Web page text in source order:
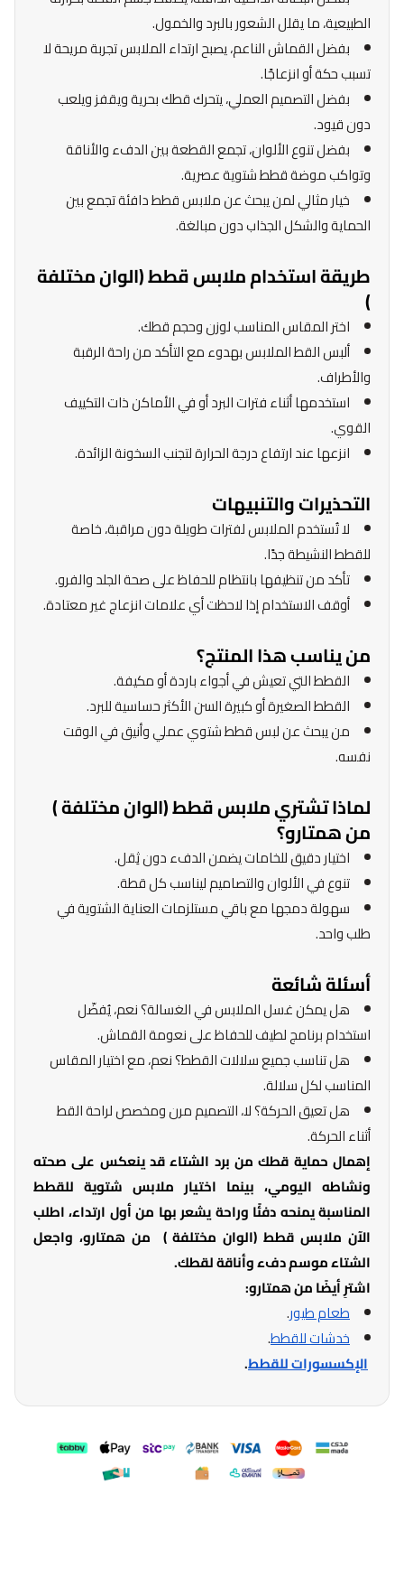
الطبيعية، ما يقلل الشعور بالبرد والخمول.
بفضل القماش الناعم، يصبح ارتداء الملابس تجربة مريحة لا
تسبب حكة أو انزعاجًا.
بفضل التصميم العملي، يتحرك قطك بحرية ويقفز ويلعب
دون قيود.
بفضل تنوع الألوان، تجمع القطعة بين الدفء والأناقة
وتواكب موضة قطط شتوية عصرية.
خيار مثالي لمن يبحث عن ملابس قطط دافئة تجمع بين
الحماية والشكل الجذاب دون مبالغة.
طريقة استخدام ملابس قطط (الوان مختلفة
)
اختر المقاس المناسب لوزن وحجم قطك.
ألبس القط الملابس بهدوء مع التأكد من راحة الرقبة
والأطراف.
استخدمها أثناء فترات البرد أو في الأماكن ذات التكييف
القوي.
انزعها عند ارتفاع درجة الحرارة لتجنب السخونة الزائدة.
التحذيرات والتنبيهات
لا تُستخدم الملابس لفترات طويلة دون مراقبة، خاصة
للقطط النشيطة جدًا.
تأكد من تنظيفها بانتظام للحفاظ على صحة الجلد والفرو.
أوقف الاستخدام إذا لاحظت أي علامات انزعاج غير معتادة.
من يناسب هذا المنتج؟
القطط التي تعيش في أجواء باردة أو مكيفة.
القطط الصغيرة أو كبيرة السن الأكثر حساسية للبرد.
من يبحث عن لبس قطط شتوي عملي وأنيق في الوقت
نفسه.
لماذا تشتري ملابس قطط (الوان مختلفة )
من همتارو؟
اختيار دقيق للخامات يضمن الدفء دون ثِقل.
تنوع في الألوان والتصاميم ليناسب كل قطة.
سهولة دمجها مع باقي مستلزمات العناية الشتوية في
طلب واحد.
أسئلة شائعة
هل يمكن غسل الملابس في الغسالة؟ نعم، يُفضّل
استخدام برنامج لطيف للحفاظ على نعومة القماش.
هل تناسب جميع سلالات القطط؟ نعم، مع اختيار المقاس
المناسب لكل سلالة.
هل تعيق الحركة؟ لا، التصميم مرن ومخصص لراحة القط
أثناء الحركة.
إهمال حماية قطك من برد الشتاء قد ينعكس على صحته
ونشاطه اليومي، بينما اختيار ملابس شتوية للقطط
المناسبة يمنحه دفئًا وراحة يشعر بها من أول ارتداء، اطلب
الآن ملابس قطط (الوان مختلفة ) من همتارو، واجعل
الشتاء موسم دفء وأناقة لقطك.
اشترِ أيضًا من همتارو:
طعام طيور.
خدشات للقطط.
الإكسسورات للقطط.